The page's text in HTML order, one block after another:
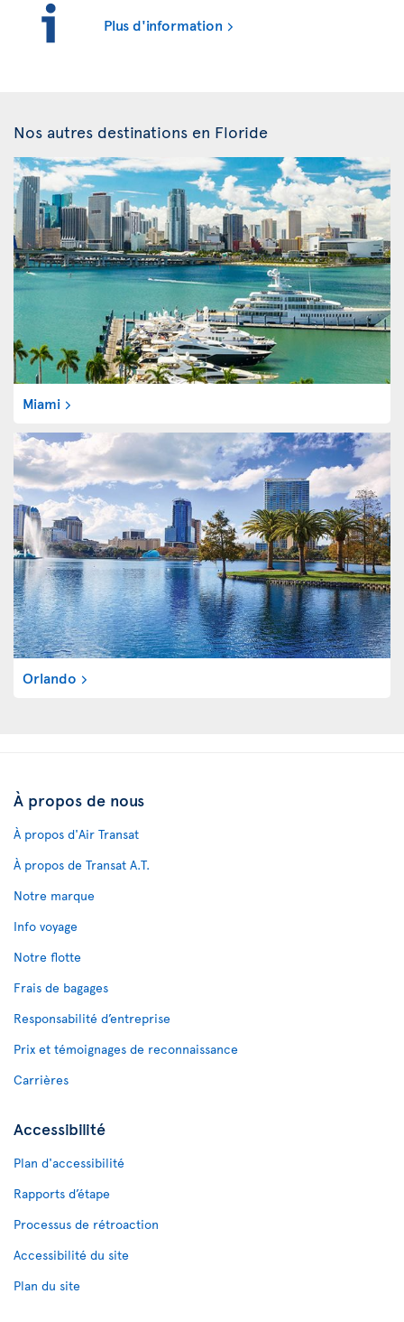
Plus d'information
Nos autres destinations en Floride
Miami
Orlando
À propos de nous
À propos d'Air Transat
À propos de Transat A.T.
Notre marque
Info voyage
Notre flotte
Frais de bagages
Responsabilité d’entreprise
Prix et témoignages de reconnaissance
Carrières
Accessibilité
Plan d'accessibilité
Rapports d’étape
Processus de rétroaction
Accessibilité du site
Plan du site